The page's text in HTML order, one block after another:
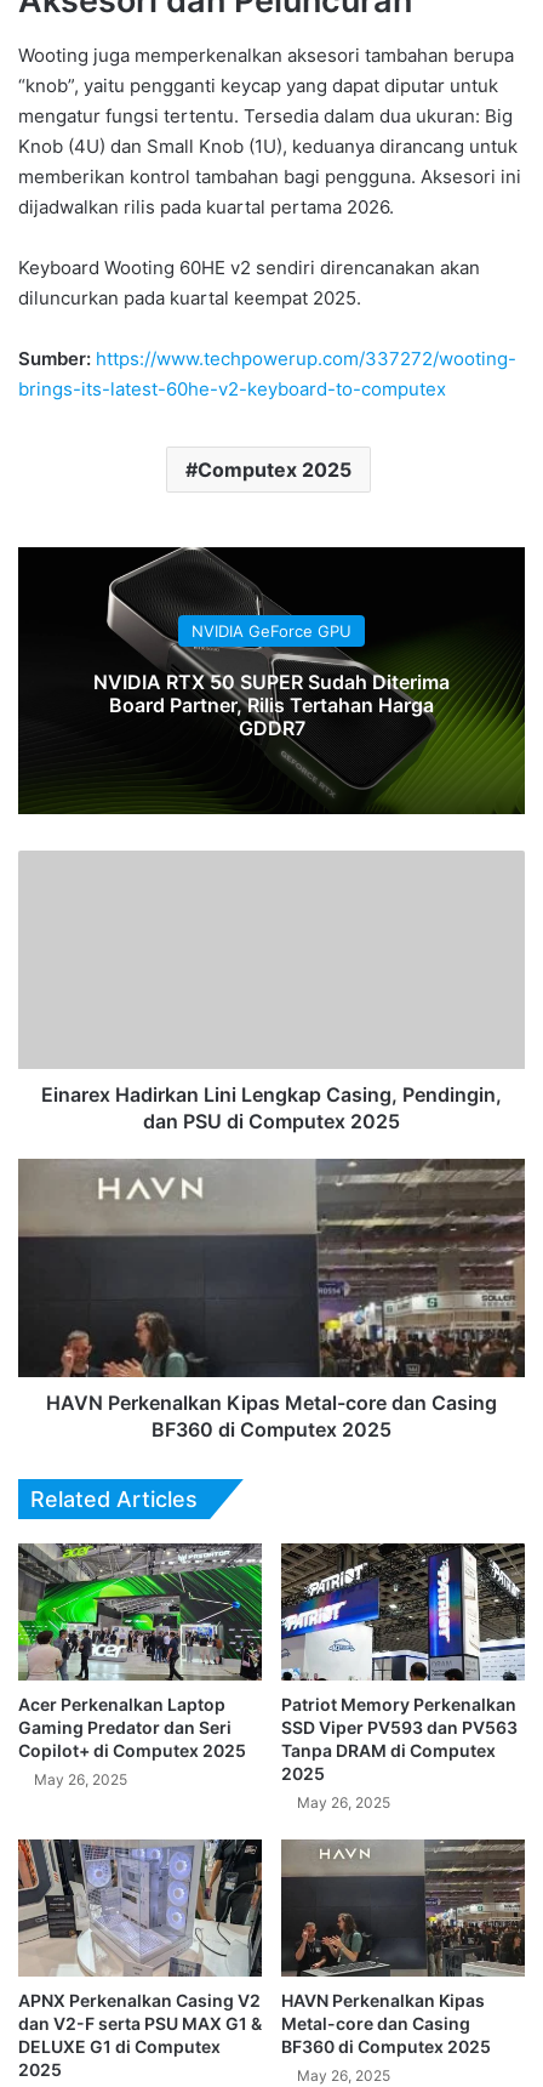
Wooting juga memperkenalkan aksesori tambahan berupa
“knob”, yaitu pengganti keycap yang dapat diputar untuk
mengatur fungsi tertentu. Tersedia dalam dua ukuran: Big
Knob (4U) dan Small Knob (1U), keduanya dirancang untuk
memberikan kontrol tambahan bagi pengguna. Aksesori ini
dijadwalkan rilis pada kuartal pertama 2026.
Keyboard Wooting 60HE v2 sendiri direncanakan akan
diluncurkan pada kuartal keempat 2025.
Sumber: https://www.techpowerup.com/337272/wooting-
brings-its-latest-60he-v2-keyboard-to-computex
Computex 2025
NVIDIA GeForce GPU
NVIDIA RTX 50 SUPER Sudah Diterima
Board Partner, Rilis Tertahan Harga
GDDR7
di
Computex
Einarex Hadirkan Lini Lengkap Casing, Pendingin,
dan PSU di Computex 2025
Perkenalkan
BF360
di
Computex
HAVN Perkenalkan Kipas Metal-core dan Casing
BF360 di Computex 2025
Related Articles
Acer Perkenalkan Laptop
Gaming Predator dan Seri
Copilot+ di Computex 2025
May 26, 2025
Patriot Memory Perkenalkan
SSD Viper PV593 dan PV563
Tanpa DRAM di Computex
2025
May 26, 2025
APNX Perkenalkan Casing V2
dan V2-F serta PSU MAX G1 &
DELUXE G1 di Computex
2025
HAVN Perkenalkan Kipas
Metal-core dan Casing
BF360 di Computex 2025
May 26, 2025